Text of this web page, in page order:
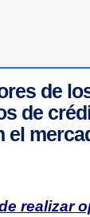
de
de
el
realizar